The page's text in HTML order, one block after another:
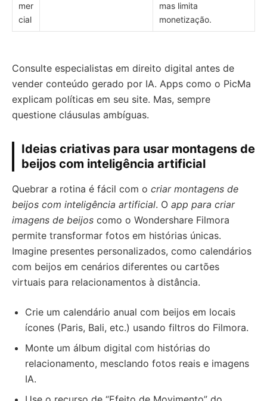
mer
cial
mas limita
monetização.
Consulte especialistas em direito digital antes de
vender conteúdo gerado por IA. Apps como o PicMa
explicam políticas em seu site. Mas, sempre
questione cláusulas ambíguas.
Ideias criativas para usar montagens de
beijos com inteligência artificial
Quebrar a rotina é fácil com o criar montagens de
beijos com inteligência artificial. O app para criar
imagens de beijos como o Wondershare Filmora
permite transformar fotos em histórias únicas.
Imagine presentes personalizados, como calendários
com beijos em cenários diferentes ou cartões
virtuais para relacionamentos à distância.
Crie um calendário anual com beijos em locais
ícones (Paris, Bali, etc.) usando filtros do Filmora.
Monte um álbum digital com histórias do
relacionamento, mesclando fotos reais e imagens
IA.